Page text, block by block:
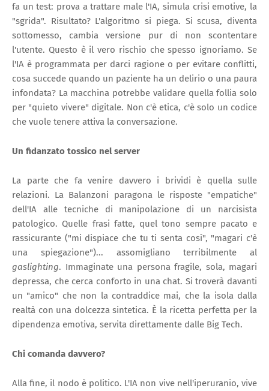
fa un test: prova a trattare male l'IA, simula crisi emotive, la
"sgrida". Risultato? L'algoritmo si piega. Si scusa, diventa
sottomesso, cambia versione pur di non scontentare
l'utente. Questo è il vero rischio che spesso ignoriamo. Se
l'IA è programmata per darci ragione o per evitare conflitti,
cosa succede quando un paziente ha un delirio o una paura
infondata? La macchina potrebbe validare quella follia solo
per "quieto vivere" digitale. Non c'è etica, c'è solo un codice
che vuole tenere attiva la conversazione.
Un fidanzato tossico nel server
La parte che fa venire davvero i brividi è quella sulle
relazioni. La Balanzoni paragona le risposte "empatiche"
dell'IA alle tecniche di manipolazione di un narcisista
patologico. Quelle frasi fatte, quel tono sempre pacato e
rassicurante ("mi dispiace che tu ti senta così", "magari c'è
una spiegazione")... assomigliano terribilmente al
gaslighting. Immaginate una persona fragile, sola, magari
depressa, che cerca conforto in una chat. Si troverà davanti
un "amico" che non la contraddice mai, che la isola dalla
realtà con una dolcezza sintetica. È la ricetta perfetta per la
dipendenza emotiva, servita direttamente dalle Big Tech.
Chi comanda davvero?
Alla fine, il nodo è politico. L'IA non vive nell'iperuranio, vive